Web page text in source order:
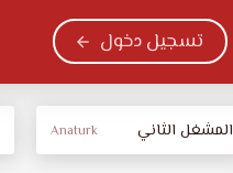
تسجيل دخول
المشغل الثاني Anaturk